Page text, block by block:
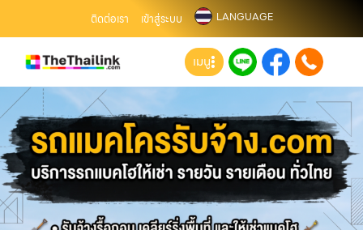
ติดต่อเรา เข้าสู่ระบบ LANGUAGE
เมนู